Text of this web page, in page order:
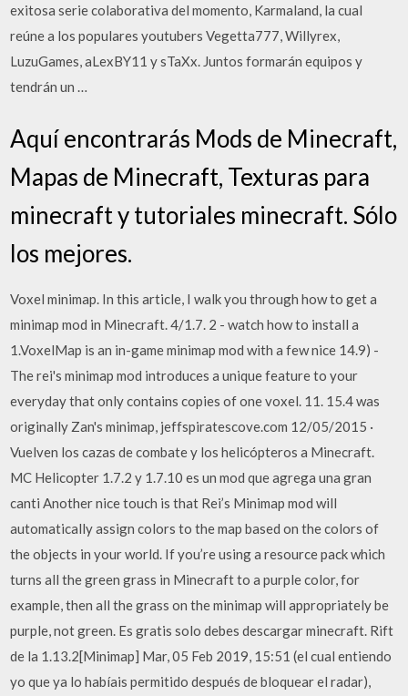
exitosa serie colaborativa del momento, Karmaland, la cual
reúne a los populares youtubers Vegetta777, Willyrex,
LuzuGames, aLexBY11 y sTaXx. Juntos formarán equipos y
tendrán un …
Aquí encontrarás Mods de Minecraft,
Mapas de Minecraft, Texturas para
minecraft y tutoriales minecraft. Sólo
los mejores.
Voxel minimap. In this article, I walk you through how to get a
minimap mod in Minecraft. 4/1.7. 2 - watch how to install a
1.VoxelMap is an in-game minimap mod with a few nice 14.9) -
The rei's minimap mod introduces a unique feature to your
everyday that only contains copies of one voxel. 11. 15.4 was
originally Zan's minimap, jeffspiratescove.com 12/05/2015 ·
Vuelven los cazas de combate y los helicópteros a Minecraft.
MC Helicopter 1.7.2 y 1.7.10 es un mod que agrega una gran
canti Another nice touch is that Rei’s Minimap mod will
automatically assign colors to the map based on the colors of
the objects in your world. If you’re using a resource pack which
turns all the green grass in Minecraft to a purple color, for
example, then all the grass on the minimap will appropriately be
purple, not green. Es gratis solo debes descargar minecraft. Rift
de la 1.13.2[Minimap] Mar, 05 Feb 2019, 15:51 (el cual entiendo
yo que ya lo habíais permitido después de bloquear el radar),